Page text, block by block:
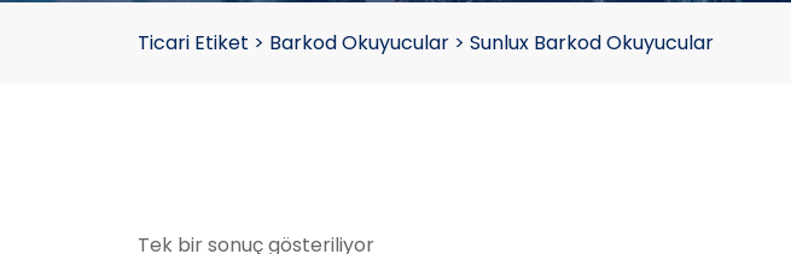
Ticari Etiket > Barkod Okuyucular > Sunlux Barkod Okuyucular
Tek bir sonuç gösteriliyor